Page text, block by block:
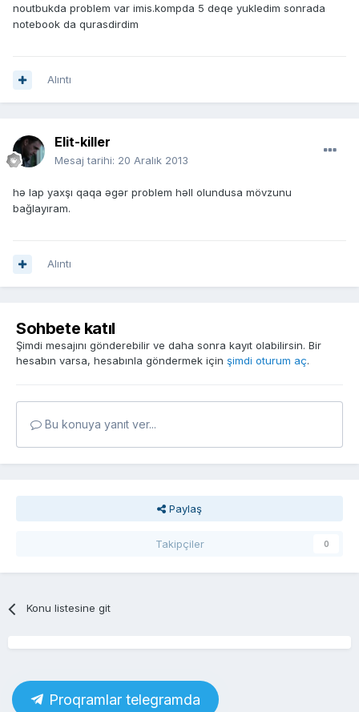
noutbukda problem var imis.kompda 5 deqe yukledim sonrada
notebook da qurasdirdim
Alıntı
Elit-killer
Mesaj tarihi: 20 Aralık 2013
hə lap yaxşı qaqa əgər problem həll olundusa mövzunu
bağlayıram.
Alıntı
Sohbete katıl
Şimdi mesajını gönderebilir ve daha sonra kayıt olabilirsin. Bir
hesabın varsa, hesabınla göndermek için şimdi oturum aç.
Bu konuya yanıt ver...
Paylaş
Takipçiler 0
Konu listesine git
Proqramlar telegramda